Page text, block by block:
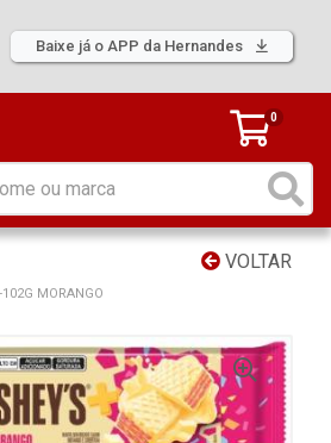
Baixe já o APP da Hernandes
0
VOLTAR
MORANGO